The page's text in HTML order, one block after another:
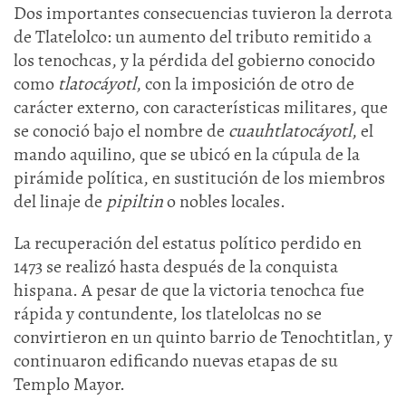
Dos importantes consecuencias tuvieron la derrota
de Tlatelolco: un aumento del tributo remitido a
los tenochcas, y la pérdida del gobierno conocido
como tlatocáyotl, con la imposición de otro de
carácter externo, con características militares, que
se conoció bajo el nombre de cuauhtlatocáyotl, el
mando aquilino, que se ubicó en la cúpula de la
pirámide política, en sustitución de los miembros
del linaje de pipiltino nobles locales.
La recuperación del estatus político perdido en
1473 se realizó hasta después de la conquista
hispana. A pesar de que la victoria tenochca fue
rápida y contundente, los tlatelolcas no se
convirtieron en un quinto barrio de Tenochtitlan, y
continuaron edificando nuevas etapas de su
Templo Mayor.